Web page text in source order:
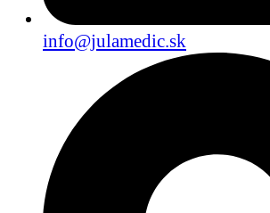
info@julamedic.sk